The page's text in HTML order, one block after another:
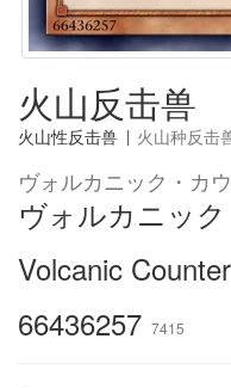
火山反击兽
火山性反击兽 | 火山种反击
ヴォルカニック・カ
ヴォルカニッ
Volcanic Counter
66436257 7415